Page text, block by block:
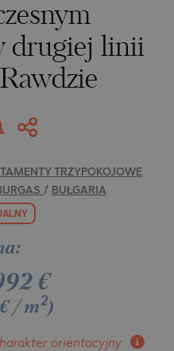
drugiej linii
TRZYPOKOJOWE
/ BUŁGARIA
€
€/m2)
orientacyjny.